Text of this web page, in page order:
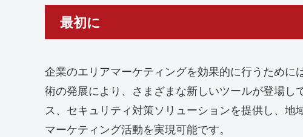
最初に
企業のエリアマーケティングを効果的に行うため
術の発展により、さまざまな新しいツールが登場
ス、セキュリティ対策ソリューションを提供し、
マーケティング活動を実現可能です。